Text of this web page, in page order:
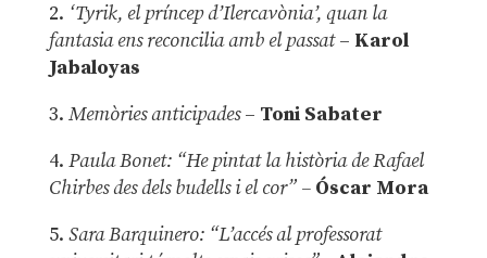
2. ‘Tyrik, el príncep d’Ilercavònia’, quan la
fantasia ens reconcilia amb el passat– Karol
Jabaloyas
3. Memòries anticipades– Toni Sabater
4. Paula Bonet: “He pintat la història de Rafael
Chirbes des dels budells i el cor” –Óscar Mora
5. Sara Barquinero: “L’accés al professorat